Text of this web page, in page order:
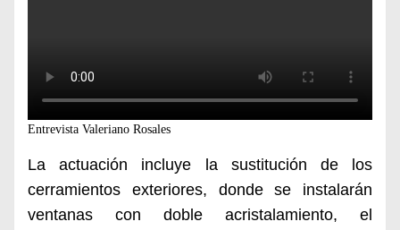
Entrevista Valeriano Rosales
La actuación incluye la sustitución de los
cerramientos exteriores, donde se instalarán
ventanas con doble acristalamiento, el